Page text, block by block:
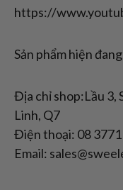
https://
Sản phẩm hiện
Địa chỉ shop:Lầu 3,
Linh, Q7
Điện thoại: 08
Email: